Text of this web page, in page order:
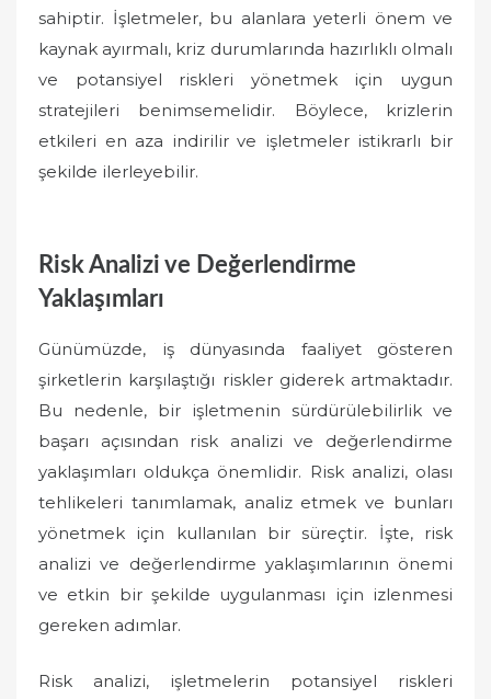
sahiptir. İşletmeler, bu alanlara yeterli önem ve
kaynak ayırmalı, kriz durumlarında hazırlıklı olmalı
ve potansiyel riskleri yönetmek için uygun
stratejileri benimsemelidir. Böylece, krizlerin
etkileri en aza indirilir ve işletmeler istikrarlı bir
şekilde ilerleyebilir.
Risk Analizi ve Değerlendirme
Yaklaşımları
Günümüzde, iş dünyasında faaliyet gösteren
şirketlerin karşılaştığı riskler giderek artmaktadır.
Bu nedenle, bir işletmenin sürdürülebilirlik ve
başarı açısından risk analizi ve değerlendirme
yaklaşımları oldukça önemlidir. Risk analizi, olası
tehlikeleri tanımlamak, analiz etmek ve bunları
yönetmek için kullanılan bir süreçtir. İşte, risk
analizi ve değerlendirme yaklaşımlarının önemi
ve etkin bir şekilde uygulanması için izlenmesi
gereken adımlar.
Risk analizi, işletmelerin potansiyel riskleri